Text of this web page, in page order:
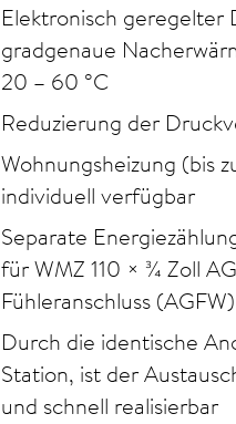
Elektronisch
gradgenaue
20 – 60 °C
Reduzierung der
Wohnungsheizung (bis
individuell verfügbar
Separate
für WMZ 110 × 3⁄4 Zoll
Fühleranschluss
Durch die identische
Station, ist der
und schnell realisierbar